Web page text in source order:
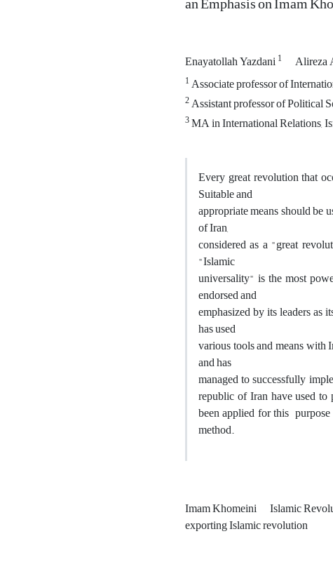
Enayatollah Yazdani1 Alireza
1Associate professor of
2Assistant professor of Political
3MA in International Relations,
Every great revolution that
Suitable and
appropriate means should be
of Iran,
considered as a "great
"Islamic
universality" is the most
endorsed and
emphasized by its leaders
has used
various tools and means
and has
managed to successfully
republic of Iran have used
been applied for this
method.
Imam Khomeini Islamic
exporting Islamic revolution